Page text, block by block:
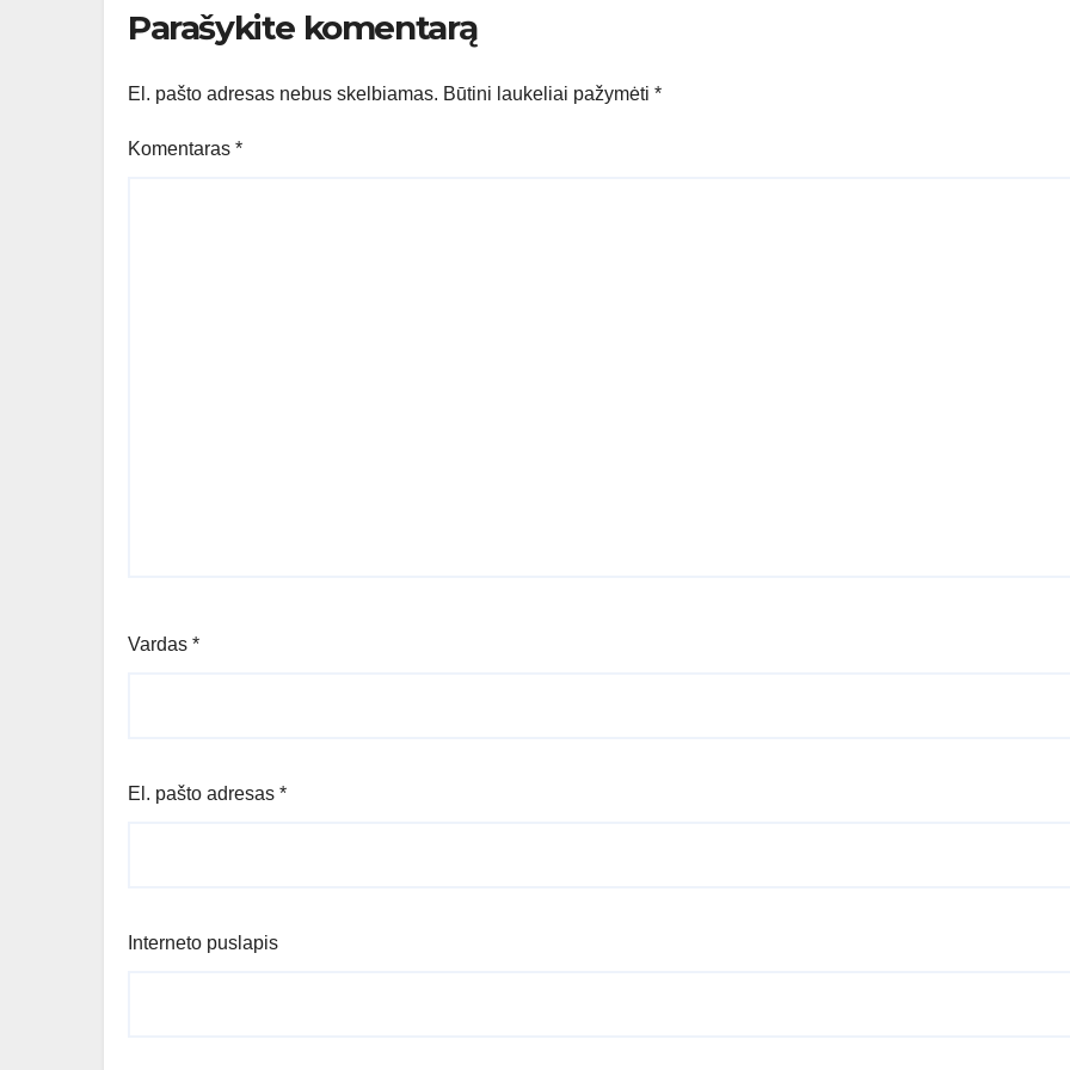
Parašykite komentarą
El. pašto adresas nebus skelbiamas. Būtini laukeliai pažymėti *
Komentaras *
Vardas *
El. pašto adresas *
Interneto puslapis